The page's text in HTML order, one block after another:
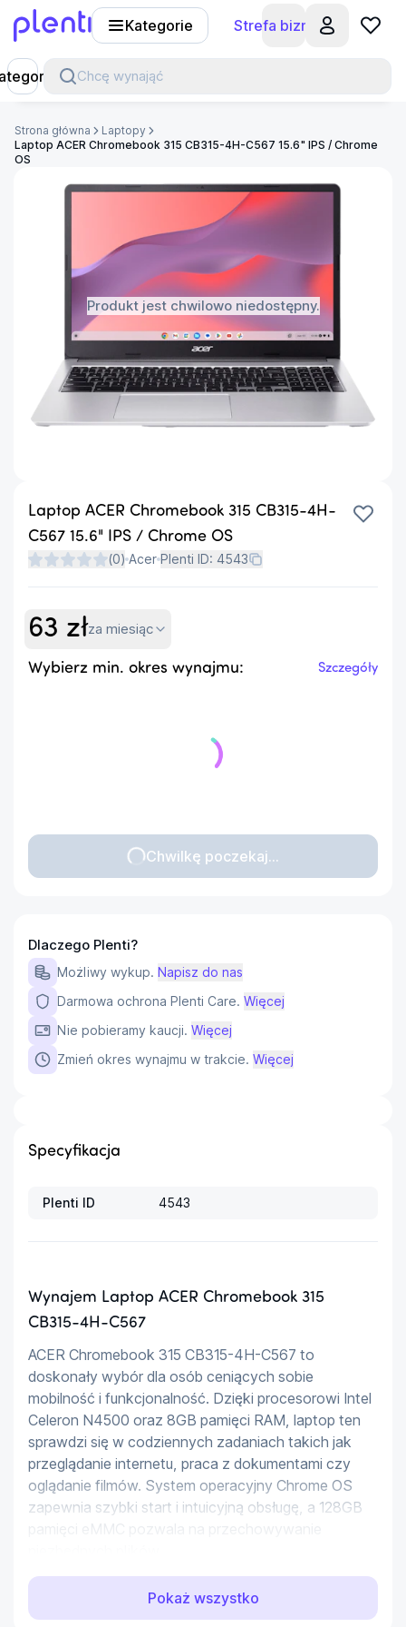
Kategorie Strefa biznesu
Chcę wynająć
Strona główna
Laptopy
Laptop ACER Chromebook 315 CB315-4H-C567 15.6" IPS / Chrome
OS
Produkt jest chwilowo niedostępny.
Laptop ACER Chromebook 315 CB315-4H-
C567 15.6" IPS / Chrome OS
(0) Acer Plenti ID: 4543
63 złza miesiąc
Wybierz min. okres wynajmu: Szczegóły
Chwilkę poczekaj...
Dlaczego Plenti?
Możliwy wykup. Napisz do nas
Darmowa ochrona Plenti Care. Więcej
Nie pobieramy kaucji. Więcej
Zmień okres wynajmu w trakcie. Więcej
Specyfikacja
Plenti ID 4543
Wynajem Laptop ACER Chromebook 315
CB315-4H-C567
ACER Chromebook 315 CB315-4H-C567 to
doskonały wybór dla osób ceniących sobie
mobilność i funkcjonalność. Dzięki procesorowi Intel
Celeron N4500 oraz 8GB pamięci RAM, laptop ten
sprawdzi się w codziennych zadaniach takich jak
przeglądanie internetu, praca z dokumentami czy
oglądanie filmów. System operacyjny Chrome OS
zapewnia szybki start i intuicyjną obsługę, a 128GB
Pokaż wszystko